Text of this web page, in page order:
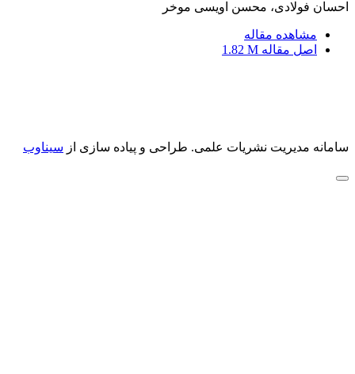
احسان فولادی، محسن اویسی موخر
مشاهده مقاله
اصل مقاله 1.82 M
سامانه مدیریت نشریات علمی. طراحی و پیاده سازی از سیناوب